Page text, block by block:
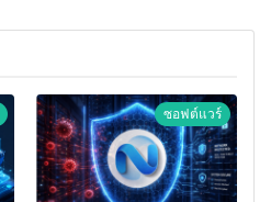
ซอฟต์แวร์